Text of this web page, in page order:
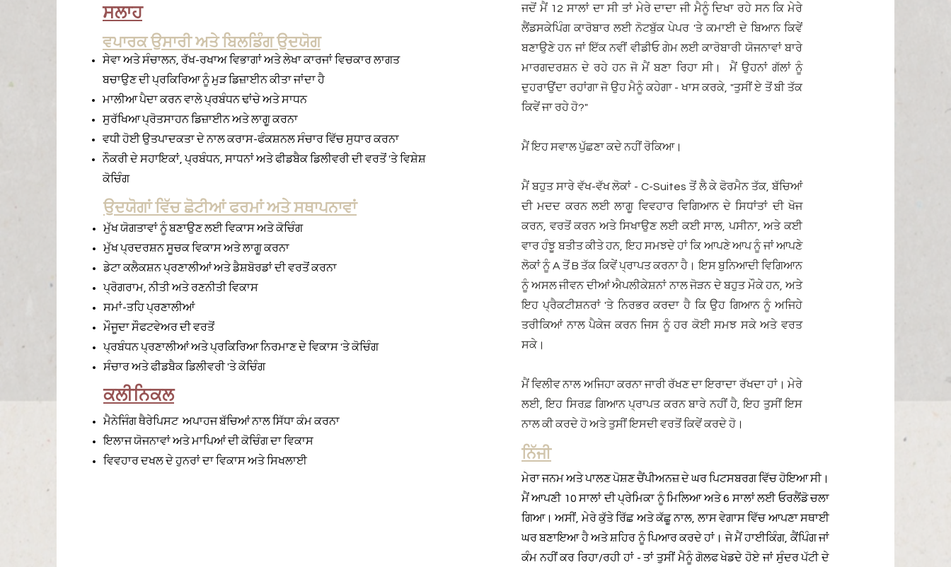
ਸਲਾਹ
ਵਪਾਰਕ ਉਸਾਰੀ ਅਤੇ ਬਿਲਡਿੰਗ ਉਦਯੋਗ
ਸੇਵਾ ਅਤੇ ਸੰਚਾਲਨ, ਰੱਖ-ਰਖਾਅ ਵਿਭਾਗਾਂ ਅਤੇ ਲੇਖਾ ਕਾਰਜਾਂ ਵਿਚਕਾਰ ਲਾਗਤ
ਬਚਾਉਣ ਦੀ ਪ੍ਰਕਿਰਿਆ ਨੂੰ ਮੁੜ ਡਿਜ਼ਾਈਨ ਕੀਤਾ ਜਾਂਦਾ ਹੈ
ਮਾਲੀਆ ਪੈਦਾ ਕਰਨ ਵਾਲੇ ਪ੍ਰਬੰਧਨ ਢਾਂਚੇ ਅਤੇ ਸਾਧਨ
ਸੁਰੱਖਿਆ ਪ੍ਰੋਤਸਾਹਨ ਡਿਜ਼ਾਈਨ ਅਤੇ ਲਾਗੂ ਕਰਨਾ
ਵਧੀ ਹੋਈ ਉਤਪਾਦਕਤਾ ਦੇ ਨਾਲ ਕਰਾਸ-ਫੰਕਸ਼ਨਲ ਸੰਚਾਰ ਵਿੱਚ ਸੁਧਾਰ ਕਰਨਾ
ਨੌਕਰੀ ਦੇ ਸਹਾਇਕਾਂ, ਪ੍ਰਬੰਧਨ, ਸਾਧਨਾਂ ਅਤੇ ਫੀਡਬੈਕ ਡਿਲੀਵਰੀ ਦੀ ਵਰਤੋਂ 'ਤੇ ਵਿਸ਼ੇਸ਼
ਕੋਚਿੰਗ
ਉਦਯੋਗਾਂ ਵਿੱਚ ਛੋਟੀਆਂ ਫਰਮਾਂ ਅਤੇ ਸਥਾਪਨਾਵਾਂ
ਮੁੱਖ ਯੋਗਤਾਵਾਂ ਨੂੰ ਬਣਾਉਣ ਲਈ ਵਿਕਾਸ ਅਤੇ ਕੋਚਿੰਗ
ਮੁੱਖ ਪ੍ਰਦਰਸ਼ਨ ਸੂਚਕ ਵਿਕਾਸ ਅਤੇ ਲਾਗੂ ਕਰਨਾ
ਡੇਟਾ ਕਲੈਕਸ਼ਨ ਪ੍ਰਣਾਲੀਆਂ ਅਤੇ ਡੈਸ਼ਬੋਰਡਾਂ ਦੀ ਵਰਤੋਂ ਕਰਨਾ
ਪ੍ਰੋਗਰਾਮ, ਨੀਤੀ ਅਤੇ ਰਣਨੀਤੀ ਵਿਕਾਸ
ਸਮਾਂ-ਤਹਿ ਪ੍ਰਣਾਲੀਆਂ
ਮੌਜੂਦਾ ਸੌਫਟਵੇਅਰ ਦੀ ਵਰਤੋਂ
ਪ੍ਰਬੰਧਨ ਪ੍ਰਣਾਲੀਆਂ ਅਤੇ ਪ੍ਰਕਿਰਿਆ ਨਿਰਮਾਣ ਦੇ ਵਿਕਾਸ 'ਤੇ ਕੋਚਿੰਗ
ਸੰਚਾਰ ਅਤੇ ਫੀਡਬੈਕ ਡਿਲੀਵਰੀ 'ਤੇ ਕੋਚਿੰਗ
ਕਲੀਨਿਕਲ
ਮੈਨੇਜਿੰਗ ਥੈਰੇਪਿਸਟ ਅਪਾਹਜ ਬੱਚਿਆਂ ਨਾਲ ਸਿੱਧਾ ਕੰਮ ਕਰਨਾ
ਇਲਾਜ ਯੋਜਨਾਵਾਂ ਅਤੇ ਮਾਪਿਆਂ ਦੀ ਕੋਚਿੰਗ ਦਾ ਵਿਕਾਸ
ਵਿਵਹਾਰ ਦਖਲ ਦੇ ਹੁਨਰਾਂ ਦਾ ਵਿਕਾਸ ਅਤੇ ਸਿਖਲਾਈ
ਜਦੋਂ ਮੈਂ 12 ਸਾਲਾਂ ਦਾ ਸੀ ਤਾਂ ਮੇਰੇ ਦਾਦਾ ਜੀ ਮੈਨੂੰ ਦਿਖਾ ਰਹੇ ਸਨ ਕਿ ਮੇਰੇ
ਲੈਂਡਸਕੇਪਿੰਗ ਕਾਰੋਬਾਰ ਲਈ ਨੋਟਬੁੱਕ ਪੇਪਰ 'ਤੇ ਕਮਾਈ ਦੇ ਬਿਆਨ ਕਿਵੇਂ
ਬਣਾਉਣੇ ਹਨ ਜਾਂ ਇੱਕ ਨਵੀਂ ਵੀਡੀਓ ਗੇਮ ਲਈ ਕਾਰੋਬਾਰੀ ਯੋਜਨਾਵਾਂ ਬਾਰੇ
ਮਾਰਗਦਰਸ਼ਨ ਦੇ ਰਹੇ ਹਨ ਜੋ ਮੈਂ ਬਣਾ ਰਿਹਾ ਸੀ।
ਮੈਂ ਉਹਨਾਂ ਗੱਲਾਂ ਨੂੰ
ਦੁਹਰਾਉਂਦਾ ਰਹਾਂਗਾ ਜੋ ਉਹ ਮੈਨੂੰ ਕਹੇਗਾ - ਖਾਸ ਕਰਕੇ, "ਤੁਸੀਂ ਏ ਤੋਂ ਬੀ ਤੱਕ
ਕਿਵੇਂ ਜਾ ਰਹੇ ਹੋ?"
ਮੈਂ ਇਹ ਸਵਾਲ ਪੁੱਛਣਾ ਕਦੇ ਨਹੀਂ ਰੋਕਿਆ।
ਮੈਂ ਬਹੁਤ ਸਾਰੇ ਵੱਖ-ਵੱਖ ਲੋਕਾਂ - C-Suites ਤੋਂ ਲੈ ਕੇ ਫੋਰਮੈਨ ਤੱਕ, ਬੱਚਿਆਂ
ਦੀ ਮਦਦ ਕਰਨ ਲਈ ਲਾਗੂ ਵਿਵਹਾਰ ਵਿਗਿਆਨ ਦੇ ਸਿਧਾਂਤਾਂ ਦੀ ਖੋਜ
ਕਰਨ, ਵਰਤੋਂ ਕਰਨ ਅਤੇ ਸਿਖਾਉਣ ਲਈ ਕਈ ਸਾਲ, ਪਸੀਨਾ, ਅਤੇ ਕਈ
ਵਾਰ ਹੰਝੂ ਬਤੀਤ ਕੀਤੇ ਹਨ, ਇਹ ਸਮਝਦੇ ਹਾਂ ਕਿ ਆਪਣੇ ਆਪ ਨੂੰ ਜਾਂ ਆਪਣੇ
ਲੋਕਾਂ ਨੂੰ A ਤੋਂ B ਤੱਕ ਕਿਵੇਂ ਪ੍ਰਾਪਤ ਕਰਨਾ ਹੈ। ਇਸ ਬੁਨਿਆਦੀ ਵਿਗਿਆਨ
ਨੂੰ ਅਸਲ ਜੀਵਨ ਦੀਆਂ ਐਪਲੀਕੇਸ਼ਨਾਂ ਨਾਲ ਜੋੜਨ ਦੇ ਬਹੁਤ ਮੌਕੇ ਹਨ, ਅਤੇ
ਇਹ ਪ੍ਰੈਕਟੀਸ਼ਨਰਾਂ 'ਤੇ ਨਿਰਭਰ ਕਰਦਾ ਹੈ ਕਿ ਉਹ ਗਿਆਨ ਨੂੰ ਅਜਿਹੇ
ਤਰੀਕਿਆਂ ਨਾਲ ਪੈਕੇਜ ਕਰਨ ਜਿਸ ਨੂੰ ਹਰ ਕੋਈ ਸਮਝ ਸਕੇ ਅਤੇ ਵਰਤ
ਸਕੇ।
ਮੈਂ ਵਿਲੀਵ ਨਾਲ ਅਜਿਹਾ ਕਰਨਾ ਜਾਰੀ ਰੱਖਣ ਦਾ ਇਰਾਦਾ ਰੱਖਦਾ ਹਾਂ। ਮੇਰੇ
ਲਈ, ਇਹ ਸਿਰਫ਼ ਗਿਆਨ ਪ੍ਰਾਪਤ ਕਰਨ ਬਾਰੇ ਨਹੀਂ ਹੈ, ਇਹ ਤੁਸੀਂ ਇਸ
ਨਾਲ ਕੀ ਕਰਦੇ ਹੋ ਅਤੇ ਤੁਸੀਂ ਇਸਦੀ ਵਰਤੋਂ ਕਿਵੇਂ ਕਰਦੇ ਹੋ।
ਨਿੱਜੀ
ਮੇਰਾ ਜਨਮ ਅਤੇ ਪਾਲਣ ਪੋਸ਼ਣ ਚੈਂਪੀਅਨਜ਼ ਦੇ ਘਰ ਪਿਟਸਬਰਗ ਵਿੱਚ ਹੋਇਆ ਸੀ।
ਮੈਂ ਆਪਣੀ 10 ਸਾਲਾਂ ਦੀ ਪ੍ਰੇਮਿਕਾ ਨੂੰ ਮਿਲਿਆ ਅਤੇ 6 ਸਾਲਾਂ ਲਈ ਓਰਲੈਂਡੋ ਚਲਾ
ਗਿਆ। ਅਸੀਂ, ਮੇਰੇ ਕੁੱਤੇ ਰਿੱਛ ਅਤੇ ਕੱਛੂ ਨਾਲ, ਲਾਸ ਵੇਗਾਸ ਵਿੱਚ ਆਪਣਾ ਸਥਾਈ
ਘਰ ਬਣਾਇਆ ਹੈ ਅਤੇ ਸ਼ਹਿਰ ਨੂੰ ਪਿਆਰ ਕਰਦੇ ਹਾਂ। ਜੇ ਮੈਂ ਹਾਈਕਿੰਗ, ਕੈਂਪਿੰਗ ਜਾਂ
ਕੰਮ ਨਹੀਂ ਕਰ ਰਿਹਾ/ਰਹੀ ਹਾਂ - ਤਾਂ ਤੁਸੀਂ ਮੈਨੂੰ ਗੋਲਫ ਖੇਡਦੇ ਹੋਏ ਜਾਂ ਸੁੰਦਰ ਪੱਟੀ ਦੇ